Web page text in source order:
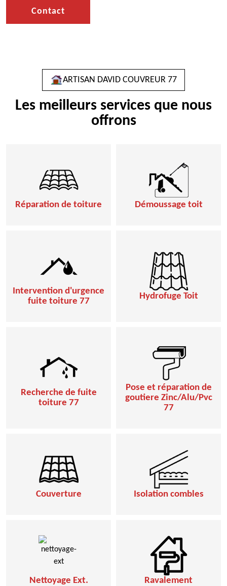
Contact
ARTISAN DAVID COUVREUR 77
Les meilleurs services que nous
offrons
Réparation de toiture Démoussage toit
Intervention d'urgence
fuite toiture 77
Hydrofuge Toit
Recherche de fuite
toiture 77
Pose et réparation de
goutiere Zinc/Alu/Pvc
77
Couverture Isolation combles
Nettoyage Ext. Ravalement